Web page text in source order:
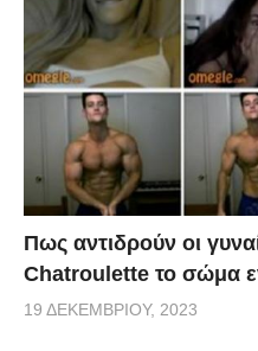
Πως αντιδρούν οι
Chatroulette το σώμα
19 ΔΕΚΕΜΒΡΊΟΥ, 2023